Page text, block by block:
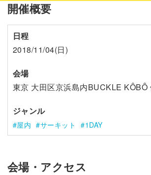
開催概要
日程
2018/11/04(日)
会場
東京 大田区京浜島内BUCKLE KÔBÔ
ジャンル
屋内 サーキット 1DAY
会場・アクセス